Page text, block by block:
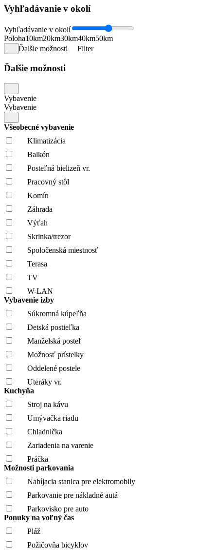
Vyhľadávanie v okolí
Vyhľadávanie v okolí
Poloha10km20km30km40km50km
Ďalšie možnosti
Filter
Ďalšie možnosti
Vybavenie
Vybavenie
Všeobecné vybavenie
Klimatizácia
Balkón
Posteľná bielizeň vr.
Pracovný stôl
Komín
Záhrada
Výťah
Skrinka/trezor
Spoločenská miestnosť
Terasa
TV
W-LAN
Vybavenie izby
Súkromná kúpeľňa
Detská postieľka
Manželská posteľ
Možnosť prístelky
Oddelené postele
Uteráky vr.
Kuchyňa
Stroj na kávu
Umývačka riadu
Chladnička
Zariadenia na varenie
Práčka
Možnosti parkovania
Nabíjacia stanica pre elektromobily
Parkovanie pre nákladné autá
Parkovisko pre auto
Ponuky na voľný čas
Pláž
Požičovňa bicyklov